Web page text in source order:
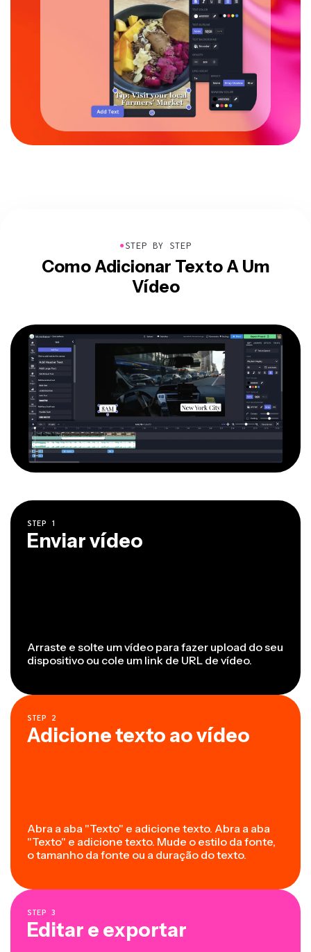
●STEP BY STEP
Como Adicionar Texto A Um
Vídeo
STEP 1
Enviar vídeo
Arraste e solte um vídeo para fazer upload do seu
dispositivo ou cole um link de URL de vídeo.
STEP 2
Adicione texto ao vídeo
Abra a aba "Texto" e adicione texto. Abra a aba
"Texto" e adicione texto. Mude o estilo da fonte,
o tamanho da fonte ou a duração do texto.
STEP 3
Editar e exportar